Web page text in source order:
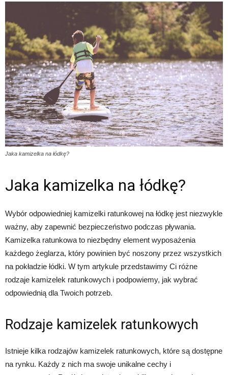
Jaka kamizelka na łódkę?
Jaka kamizelka na łódkę?
Wybór odpowiedniej kamizelki ratunkowej na łódkę jest niezwykle
ważny, aby zapewnić bezpieczeństwo podczas pływania.
Kamizelka ratunkowa to niezbędny element wyposażenia
każdego żeglarza, który powinien być noszony przez wszystkich
na pokładzie łódki. W tym artykule przedstawimy Ci różne
rodzaje kamizelek ratunkowych i podpowiemy, jak wybrać
odpowiednią dla Twoich potrzeb.
Rodzaje kamizelek ratunkowych
Istnieje kilka rodzajów kamizelek ratunkowych, które są dostępne
na rynku. Każdy z nich ma swoje unikalne cechy i